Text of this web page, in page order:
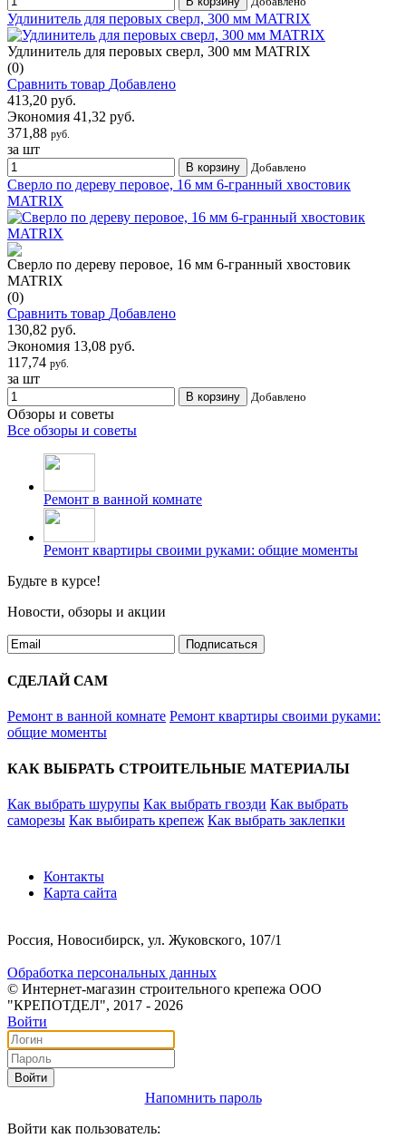
Удлинитель для перовых сверл, 300 мм MATRIX
Удлинитель для перовых сверл, 300 мм MATRIX
(0)
Сравнить товар Добавлено
413,20 руб.
Экономия 41,32 руб.
371,88 руб.
за шт
В корзину Добавлено
Сверло по дереву перовое, 16 мм 6-гранный хвостовик
MATRIX
Сверло по дереву перовое, 16 мм 6-гранный хвостовик
MATRIX
(0)
Сравнить товар Добавлено
130,82 руб.
Экономия 13,08 руб.
117,74 руб.
за шт
В корзину Добавлено
Обзоры и советы
Все обзоры и советы
Ремонт в ванной комнате
Ремонт квартиры своими руками: общие моменты
Будьте в курсе!
Новости, обзоры и акции
Подписаться
СДЕЛАЙ САМ
Ремонт в ванной комнате Ремонт квартиры своими руками:
общие моменты
КАК ВЫБРАТЬ СТРОИТЕЛЬНЫЕ МАТЕРИАЛЫ
Как выбрать шурупы Как выбрать гвозди Как выбрать
саморезы Как выбирать крепеж Как выбрать заклепки
Контакты
Карта сайта
Россия, Новосибирск, ул. Жуковского, 107/1
Обработка персональных данных
© Интернет-магазин строительного крепежа ООО
"КРЕПОТДЕЛ", 2017 - 2026
Войти
Войти
Напомнить пароль
Войти как пользователь: